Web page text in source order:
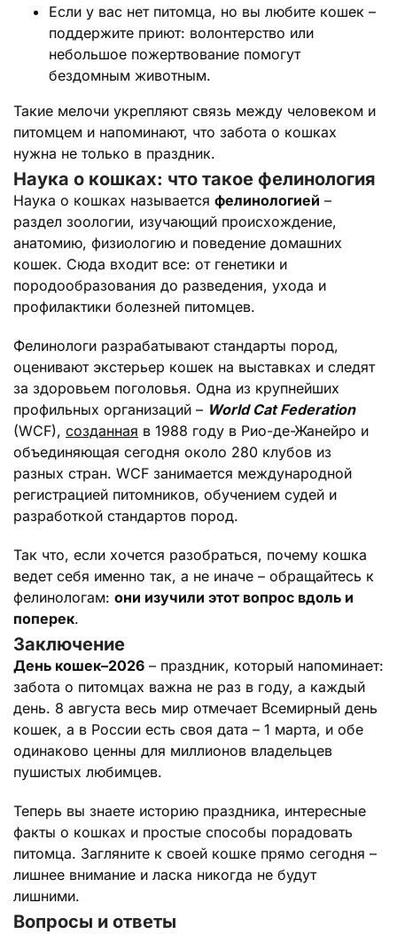
Если у вас нет питомца, но вы любите кошек –
поддержите приют: волонтерство или
небольшое пожертвование помогут
бездомным животным.
Такие мелочи укрепляют связь между человеком и
питомцем и напоминают, что забота о кошках
нужна не только в праздник.
Наука о кошках: что такое фелинология
Наука о кошках называется фелинологией –
раздел зоологии, изучающий происхождение,
анатомию, физиологию и поведение домашних
кошек. Сюда входит все: от генетики и
породообразования до разведения, ухода и
профилактики болезней питомцев.
Фелинологи разрабатывают стандарты пород,
оценивают экстерьер кошек на выставках и следят
за здоровьем поголовья. Одна из крупнейших
профильных организаций – World Cat Federation
(WCF), созданная в 1988 году в Рио-де-Жанейро и
объединяющая сегодня около 280 клубов из
разных стран. WCF занимается международной
регистрацией питомников, обучением судей и
разработкой стандартов пород.
Так что, если хочется разобраться, почему кошка
ведет себя именно так, а не иначе – обращайтесь к
фелинологам: они изучили этот вопрос вдоль и
поперек.
Заключение
День кошек–2026 – праздник, который напоминает:
забота о питомцах важна не раз в году, а каждый
день. 8 августа весь мир отмечает Всемирный день
кошек, а в России есть своя дата – 1 марта, и обе
одинаково ценны для миллионов владельцев
пушистых любимцев.
Теперь вы знаете историю праздника, интересные
факты о кошках и простые способы порадовать
питомца. Загляните к своей кошке прямо сегодня –
лишнее внимание и ласка никогда не будут
лишними.
Вопросы и ответы